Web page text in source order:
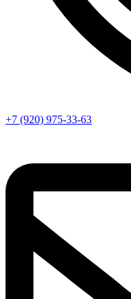
+7 (920) 975-33-63